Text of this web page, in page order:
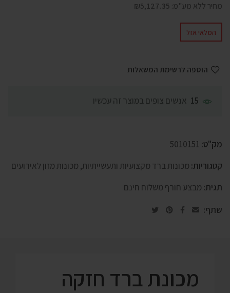
מחיר ללא מע"מ: ₪5,127.35
המלאי אזל
הוספה לרשימת המשאלות
15 אנשים צופים במוצר זה עכשיו
מק"ט: 5010151
קטגוריות: מכונות ברד מקצועיות ותעשייתיות, מכונות מזון לאירועים
תגית: מבצע חורף משלוח חינם
שתף:
מכונת ברד חזקה